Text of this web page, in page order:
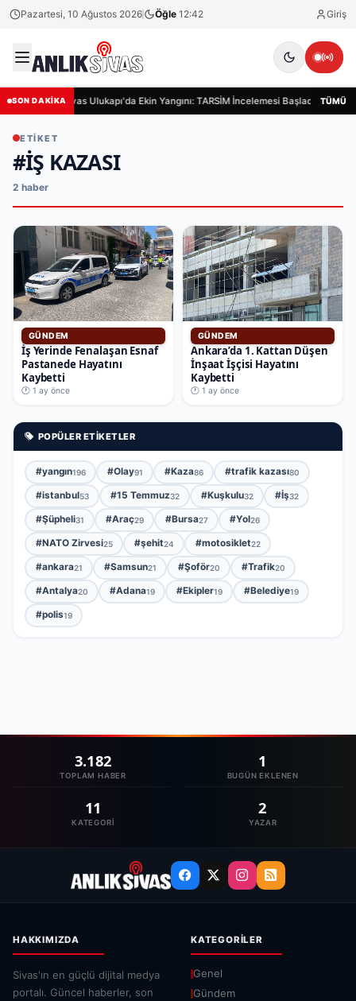
Pazartesi, 10 Ağustos 2026 Öğle 12:42 Giriş
SON DAKİKASivas Ulukapı'da Ekin Yangını: TARSİM İncelemesi Başladı TÜMÜ
ETIKET
#İŞ KAZASI
2 haber
GÜNDEM
İş Yerinde Fenalaşan Esnaf
Pastanede Hayatını
Kaybetti
🕐 1 ay önce
GÜNDEM
Ankara’da 1. Kattan Düşen
İnşaat İşçisi Hayatını
Kaybetti
🕐 1 ay önce
POPÜLER ETIKETLER
#yangın196 #Olay91 #Kaza86 #trafik kazası80
#istanbul53 #15 Temmuz32 #Kuşkulu32 #İş32
#Şüpheli31 #Araç29 #Bursa27 #Yol26
#NATO Zirvesi25 #şehit24 #motosiklet22
#ankara21 #Samsun21 #Şoför20 #Trafik20
#Antalya20 #Adana19 #Ekipler19 #Belediye19
#polis19
3.182
TOPLAM HABER
1
BUGÜN EKLENEN
11
KATEGORI
2
YAZAR
HAKKIMIZDA
Sivas'ın en güçlü dijital medya
portalı. Güncel haberler, son
KATEGORILER
Genel
Gündem